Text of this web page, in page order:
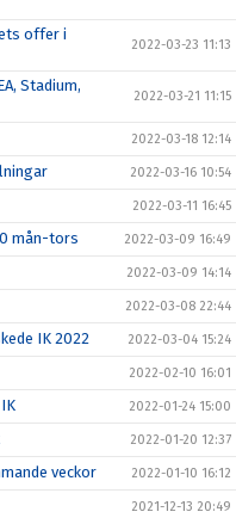
offer i
2022-03-23 11:13
Stadium,
2022-03-21 11:15
2022-03-18 12:14
2022-03-16 10:54
2022-03-11 16:45
mån-tors 2022-03-09 16:49
2022-03-09 14:14
2022-03-08 22:44
IK 2022 2022-03-04 15:24
2022-02-10 16:01
2022-01-24 15:00
2022-01-20 12:37
veckor 2022-01-10 16:12
2021-12-13 20:49